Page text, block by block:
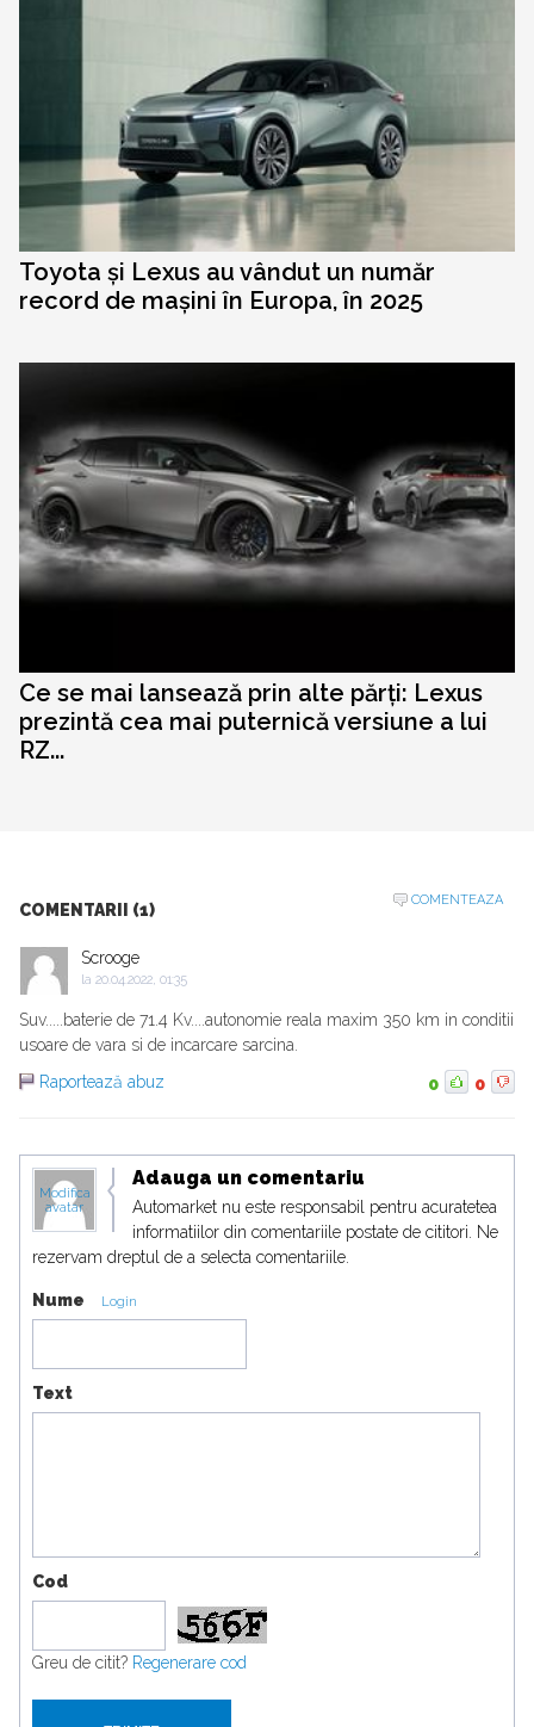
Toyota și Lexus au vândut un număr
record de mașini în Europa, în 2025
Ce se mai lansează prin alte părți: Lexus
prezintă cea mai puternică versiune a lui
RZ...
COMENTARII (1)
COMENTEAZA
Scrooge
la 20.04.2022, 01:35
Suv.....baterie de 71.4 Kv....autonomie reala maxim 350 km in conditii
usoare de vara si de incarcare sarcina.
Raportează abuz
0 0
Modifica
avatar
Adauga un comentariu
Automarket nu este responsabil pentru acuratetea
informatiilor din comentariile postate de cititori. Ne
rezervam dreptul de a selecta comentariile.
Nume Login
Text
Cod
Greu de citit? Regenerare cod